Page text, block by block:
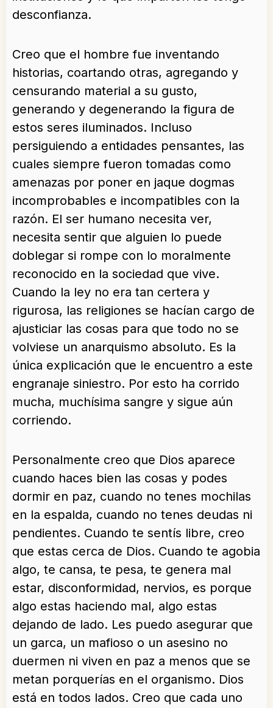
desconfianza.
Creo que el hombre fue inventando
historias, coartando otras, agregando y
censurando material a su gusto,
generando y degenerando la figura de
estos seres iluminados. Incluso
persiguiendo a entidades pensantes, las
cuales siempre fueron tomadas como
amenazas por poner en jaque dogmas
incomprobables e incompatibles con la
razón. El ser humano necesita ver,
necesita sentir que alguien lo puede
doblegar si rompe con lo moralmente
reconocido en la sociedad que vive.
Cuando la ley no era tan certera y
rigurosa, las religiones se hacían cargo de
ajusticiar las cosas para que todo no se
volviese un anarquismo absoluto. Es la
única explicación que le encuentro a este
engranaje siniestro. Por esto ha corrido
mucha, muchísima sangre y sigue aún
corriendo.
Personalmente creo que Dios aparece
cuando haces bien las cosas y podes
dormir en paz, cuando no tenes mochilas
en la espalda, cuando no tenes deudas ni
pendientes. Cuando te sentís libre, creo
que estas cerca de Dios. Cuando te agobia
algo, te cansa, te pesa, te genera mal
estar, disconformidad, nervios, es porque
algo estas haciendo mal, algo estas
dejando de lado. Les puedo asegurar que
un garca, un mafioso o un asesino no
duermen ni viven en paz a menos que se
metan porquerías en el organismo. Dios
está en todos lados. Creo que cada uno